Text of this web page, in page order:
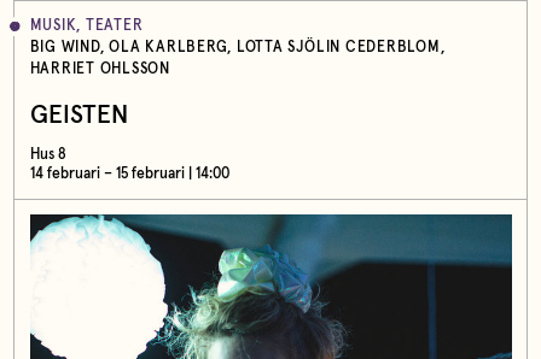
MUSIK, TEATER
BIG WIND, OLA KARLBERG, LOTTA SJÖLIN CEDERBLOM,
HARRIET OHLSSON
GEISTEN
Hus 8
14 februari – 15 februari | 14:00